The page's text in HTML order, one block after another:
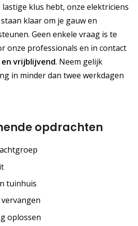
klus hebt, onze elektriciens
klaar om je gauw en
Geen enkele vraag is te
onze professionals en in contact
en vrijblijvend. Neem gelijk
in minder dan twee werkdagen
opdrachten
tuinhuis
oplossen